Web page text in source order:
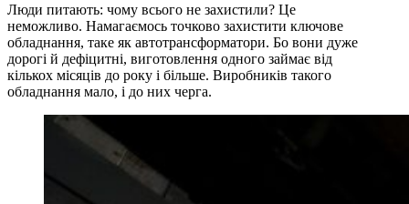
Люди питають: чому всього не захистили? Це
неможливо. Намагаємось точково захистити ключове
обладнання, таке як автотрансформатори. Бо вони дуже
дорогі й дефіцитні, виготовлення одного займає від
кількох місяців до року і більше. Виробників такого
обладнання мало, і до них черга.